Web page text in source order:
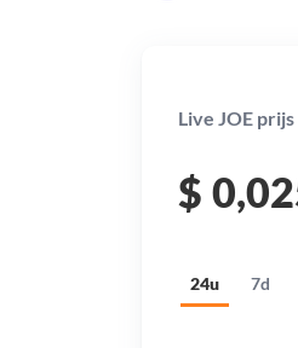
Live JOE prijs
$
24u 7d